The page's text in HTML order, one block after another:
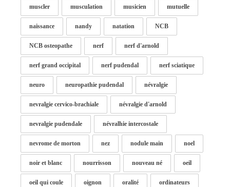
muscler musculation musicien mutuelle
naissance nandy natation NCB
NCB osteopathe nerf nerf d'arnold
nerf grand occipital nerf pudendal nerf sciatique
neuro neuropathie pudendal névralgie
nevralgie cervico-brachiale névralgie d'arnold
nevralgie pudendale névralhie intercostale
nevrome de morton nez nodule main noel
noir et blanc nourrisson nouveau né oeil
oeil qui coule oignon oralité ordinateurs